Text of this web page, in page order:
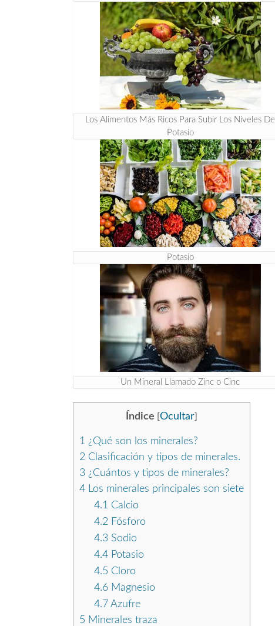
Los Alimentos Más Ricos Para Subir Los Niveles De
Potasio
Potasio
Un Mineral Llamado Zinc o Cinc
Índice [Ocultar]
1 ¿Qué son los minerales?
2 Clasificación y tipos de minerales.
3 ¿Cuántos y tipos de minerales?
4 Los minerales principales son siete
4.1 Calcio
4.2 Fósforo
4.3Sodio
4.4Potasio
4.5 Cloro
4.6Magnesio
4.7Azufre
5 Minerales traza